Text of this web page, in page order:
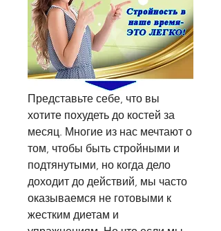
Представьте себе, что вы
хотите похудеть до костей за
месяц. Многие из нас мечтают о
том, чтобы быть стройными и
подтянутыми, но когда дело
доходит до действий, мы часто
оказываемся не готовыми к
жестким диетам и